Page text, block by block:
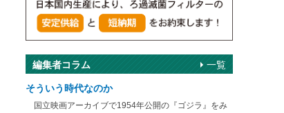
編集者コラム
そういう時代なのか
国立映画アーカイブで1954年公開の『ゴジラ』をみ
一覧